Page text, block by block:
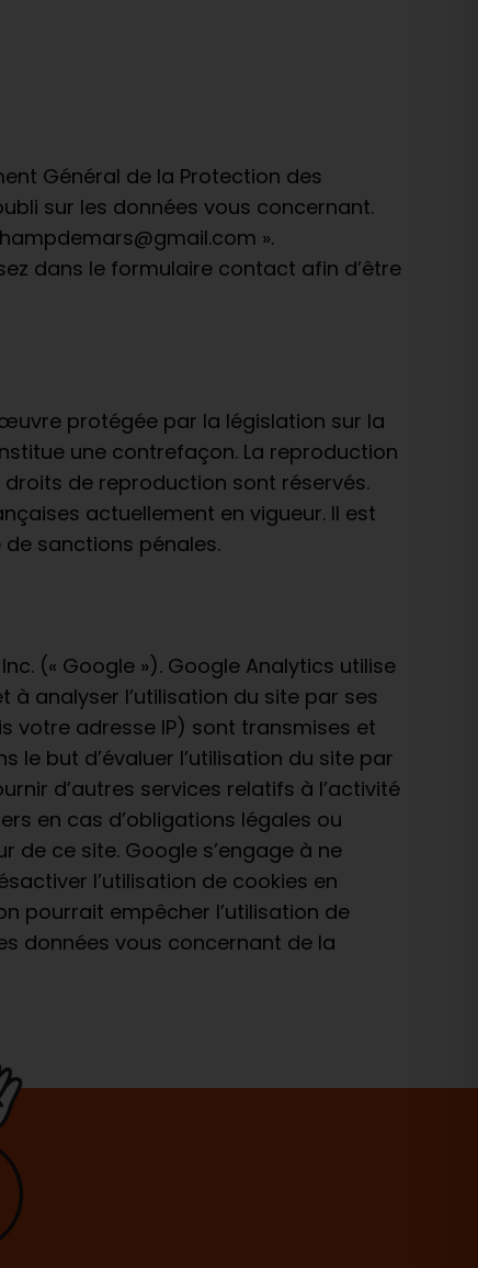
Général de la Protection des
sur les données vous concernant.
».
dans le formulaire contact afin d’être
protégée par la législation sur la
une contrefaçon. La reproduction
de reproduction sont réservés.
actuellement en vigueur. Il est
sanctions pénales.
(« Google »). Google Analytics utilise
analyser l’utilisation du site par ses
votre adresse IP) sont transmises et
le but d’évaluer l’utilisation du site par
d’autres services relatifs à l’activité
en cas d’obligations légales ou
ce site. Google s’engage à ne
l’utilisation de cookies en
pourrait empêcher l’utilisation de
données vous concernant de la